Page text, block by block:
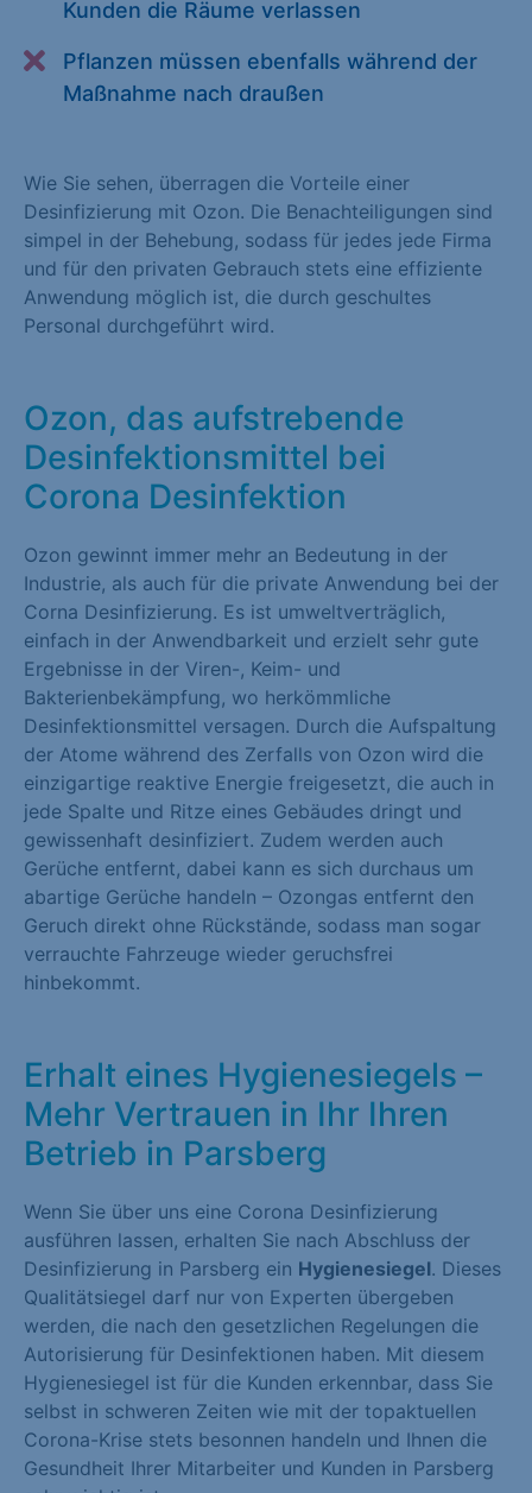
Kunden die Räume verlassen
Pflanzen müssen ebenfalls während der
Maßnahme nach draußen
Wie Sie sehen, überragen die Vorteile einer
Desinfizierung mit Ozon. Die Benachteiligungen sind
simpel in der Behebung, sodass für jedes jede Firma
und für den privaten Gebrauch stets eine effiziente
Anwendung möglich ist, die durch geschultes
Personal durchgeführt wird.
Ozon, das aufstrebende
Desinfektionsmittel bei
Corona Desinfektion
Ozon gewinnt immer mehr an Bedeutung in der
Industrie, als auch für die private Anwendung bei der
Corna Desinfizierung. Es ist umweltverträglich,
einfach in der Anwendbarkeit und erzielt sehr gute
Ergebnisse in der Viren-, Keim- und
Bakterienbekämpfung, wo herkömmliche
Desinfektionsmittel versagen. Durch die Aufspaltung
der Atome während des Zerfalls von Ozon wird die
einzigartige reaktive Energie freigesetzt, die auch in
jede Spalte und Ritze eines Gebäudes dringt und
gewissenhaft desinfiziert. Zudem werden auch
Gerüche entfernt, dabei kann es sich durchaus um
abartige Gerüche handeln – Ozongas entfernt den
Geruch direkt ohne Rückstände, sodass man sogar
verrauchte Fahrzeuge wieder geruchsfrei
hinbekommt.
Erhalt eines Hygienesiegels –
Mehr Vertrauen in Ihr Ihren
Betrieb in Parsberg
Wenn Sie über uns eine Corona Desinfizierung
ausführen lassen, erhalten Sie nach Abschluss der
Desinfizierung in Parsberg ein Hygienesiegel. Dieses
Qualitätsiegel darf nur von Experten übergeben
werden, die nach den gesetzlichen Regelungen die
Autorisierung für Desinfektionen haben. Mit diesem
Hygienesiegel ist für die Kunden erkennbar, dass Sie
selbst in schweren Zeiten wie mit der topaktuellen
Corona-Krise stets besonnen handeln und Ihnen die
Gesundheit Ihrer Mitarbeiter und Kunden in Parsberg
Alle akzeptieren Speichern
Essenzielle Cookies ermöglichen grundlegende Funktionen und
sind für die einwandfreie Funktion der Website erforderlich.
Cookie-Informationen anzeigen
Statistiken (1)
unsere Website nutzen. Statistik Cookies erfassen Informationen
anonym. Diese Informationen helfen uns zu verstehen, wie
unsere Besucher unsere Website nutzen.
Cookie-Informationen anzeigen
Marketing (1)
Marketing-Cookies werden von Drittanbietern oder Publishern
verwendet, um personalisierte Werbung anzuzeigen. Sie tun
dies, indem sie Besucher über Websites hinweg verfolgen.
Cookie-Informationen anzeigen
Externe Medien (1)
Inhalte von Videoplattformen und Social-Media-Plattformen
werden standardmäßig blockiert. Wenn Cookies von externen
Medien akzeptiert werden, bedarf der Zugriff auf diese Inhalte
keiner manuellen Einwilligung mehr.
Cookie-Informationen anzeigen